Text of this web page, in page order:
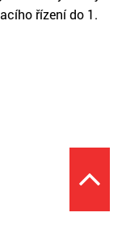
řízení do 1.